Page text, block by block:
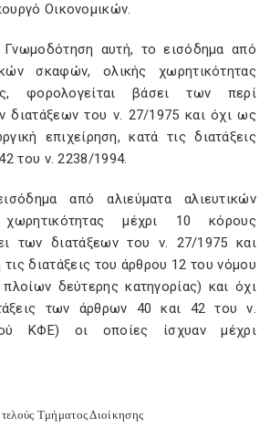
Οικονομικών.
αυτή, το εισόδημα από
σκαφών, ολικής χωρητικότητας
φορολογείται βάσει των περί
διατάξεων του ν. 27/1975 και όχι ως
επιχείρηση, κατά τις διατάξεις
του ν. 2238/1994.
από αλιεύματα αλιευτικών
μέχρι 10 κόρους
των διατάξεων του ν. 27/1975 και
διατάξεις του άρθρου 12 του νόμου
δεύτερης κατηγορίας) και όχι
των άρθρων 40 και 42 του ν.
ΚΦΕ) οι οποίες ίσχυαν μέχρι
Τμήματος Διοίκησης